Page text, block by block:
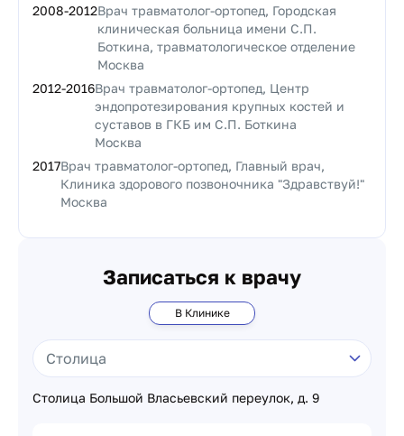
2008-2012Врач травматолог-ортопед, Городская
клиническая больница имени С.П.
Боткина, травматологическое отделение
Москва
2012-2016Врач травматолог-ортопед, Центр
эндопротезирования крупных костей и
суставов в ГКБ им С.П. Боткина
Москва
2017Врач травматолог-ортопед, Главный врач,
Клиника здорового позвоночника "Здравствуй!"
Москва
Записаться к врачу
В Клинике
Столица Большой Власьевский переулок, д. 9